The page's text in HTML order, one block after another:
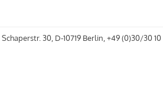
Schaperstr. 30, D-10719 Berlin, +49 (0)30/30